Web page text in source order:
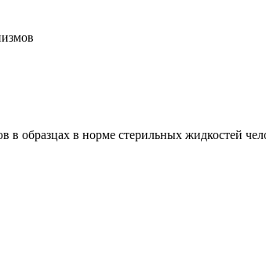
в образцах в норме стерильных жидкостей